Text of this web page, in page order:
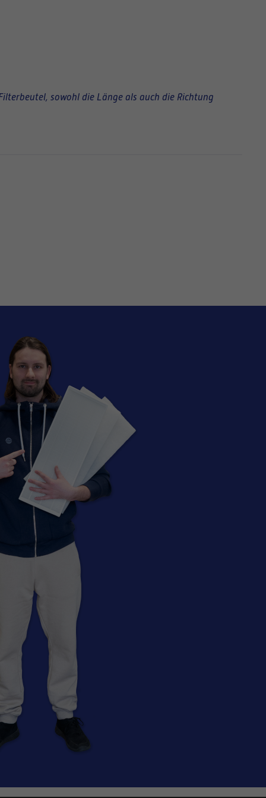
sowohl die Länge als auch die Richtung